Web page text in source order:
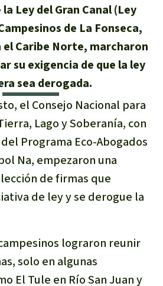
Éxitos y Noticias
Suscribirme al boletín
Prensa
Banners Salva la Selva
Widget Salva la Selva
Agenda
Clima
Madera tropical
Biodiversidad
Selva tropical
Derechos de la Naturaleza
Agua
la Selva
la Selva
de Salva la Selva
años Salva la Selva
los Medios
de donación
y Respuestas
un tema
animal
de la selva
y defensores de la
una región
de Asia
Ley del Gran Canal (Ley
de La Fonseca,
el Caribe Norte, marcharon
su exigencia de que la ley
sea derogada.
el Consejo Nacional para
Lago y Soberanía, con
Programa Eco-Abogados
Na, empezaron una
de firmas que
de ley y se derogue la
lograron reunir
solo en algunas
El Tule en Río San Juan y